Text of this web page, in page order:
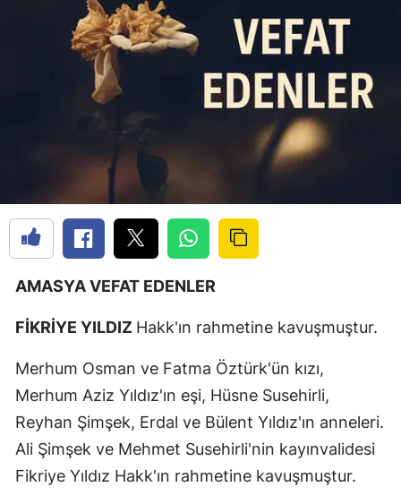
AMASYA VEFAT EDENLER
FİKRİYE YILDIZ Hakk'ın rahmetine kavuşmuştur.
Merhum Osman ve Fatma Öztürk'ün kızı,
Merhum Aziz Yıldız'ın eşi, Hüsne Susehirli,
Reyhan Şimşek, Erdal ve Bülent Yıldız'ın anneleri.
Ali Şimşek ve Mehmet Susehirli'nin kayınvalidesi
Fikriye Yıldız Hakk'ın rahmetine kavuşmuştur.